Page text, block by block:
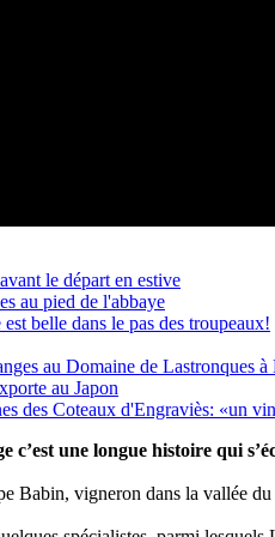
le départ en estive
au pied de l'abbaye
belle dans le pas des troupeaux!
au Domaine de Lastronques
au Japon
des Coteaux d'Engraviès: «un
c’est une longue histoire qui
Babin, vigneron dans la vallée